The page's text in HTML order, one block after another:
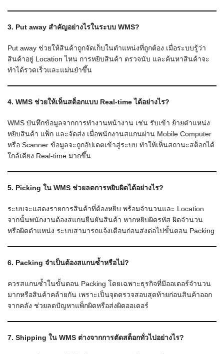
3. Put away สำคัญอย่างไรในระบบ WMS?
Put away ช่วยให้สินค้าถูกจัดเก็บในตำแหน่งที่ถูกต้อง เมื่อระบบรู้ว่า
สินค้าอยู่ Location ไหน การหยิบสินค้า ตรวจนับ และค้นหาสินค้าจะ
ทำได้รวดเร็วและแม่นยำขึ้น
4. WMS ช่วยให้เห็นสต็อกแบบ Real-time ได้อย่างไร?
WMS บันทึกข้อมูลจากการทำงานหน้างาน เช่น รับเข้า ย้ายตำแหน่ง
หยิบสินค้า แพ็ก และจัดส่ง เมื่อพนักงานสแกนผ่าน Mobile Computer
หรือ Scanner ข้อมูลจะถูกอัปเดตเข้าสู่ระบบ ทำให้เห็นสถานะสต็อกได้
ใกล้เคียง Real-time มากขึ้น
5. Picking ใน WMS ช่วยลดการหยิบผิดได้อย่างไร?
ระบบจะแสดงรายการสินค้าที่ต้องหยิบ พร้อมจำนวนและ Location
จากนั้นพนักงานต้องสแกนยืนยันสินค้า หากหยิบผิดรหัส ผิดจำนวน
หรือผิดตำแหน่ง ระบบสามารถแจ้งเตือนก่อนส่งต่อไปขั้นตอน Packing
6. Packing จำเป็นต้องสแกนซ้ำหรือไม่?
ควรสแกนซ้ำในขั้นตอน Packing โดยเฉพาะธุรกิจที่มีออเดอร์จำนวน
มากหรือสินค้าคล้ายกัน เพราะเป็นจุดตรวจสอบสุดท้ายก่อนสินค้าออก
จากคลัง ช่วยลดปัญหาแพ็กผิดหรือส่งผิดออเดอร์
7. Shipping ใน WMS ต่างจากการตัดสต็อกทั่วไปอย่างไร?